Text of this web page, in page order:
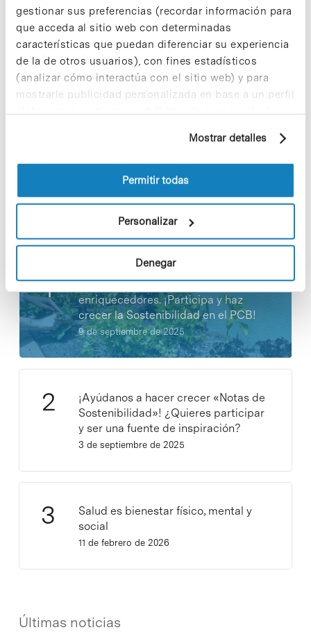
gestionar sus preferencias (recordar información para
que acceda al sitio web con determinadas
características que puedan diferenciar su experiencia
de la de otros usuarios), con fines estadísticos
(analizar cómo interactúa con el sitio web) y para
mostrarle publicidad personalizada en base a un perfil
elaborado a partir de sus hábitos de navegación (por
información sobre las cookies puede consultar
la Política de cookies del sitio web.
Mostrar detalles
Permitir todas
Personalizar
Denegar
encabezaba desde el año 2015.
Share Share
Noticias más vistas
Los proyectos colectivos son
enriquecedores. ¡Participa y haz
crecer la Sostenibilidad en el PCB!
9 de septiembre de 2025
¡Ayúdanos a hacer crecer «Notas de
Sostenibilidad»! ¿Quieres participar
y ser una fuente de inspiración?
3 de septiembre de 2025
Salud es bienestar físico, mental y
social
11 de febrero de 2026
Últimas noticias